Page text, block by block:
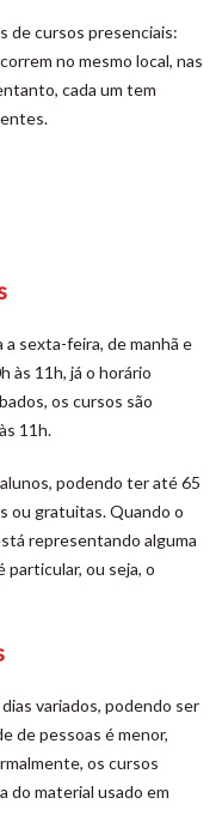
de cursos presenciais:
no mesmo local, nas
cada um tem
sexta-feira, de manhã e
às 11h, já o horário
os cursos são
11h.
podendo ter até 65
ou gratuitas. Quando o
representando alguma
particular, ou seja, o
variados, podendo ser
de pessoas é menor,
os cursos
do material usado em